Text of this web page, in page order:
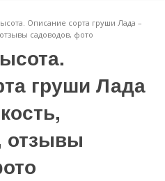
Описание сорта груши Лада –
садоводов, фото
груши Лада
отзывы